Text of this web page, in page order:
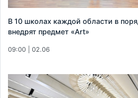
В 10 школах каждой области в
внедрят предмет «Art»
09:00 | 02.06